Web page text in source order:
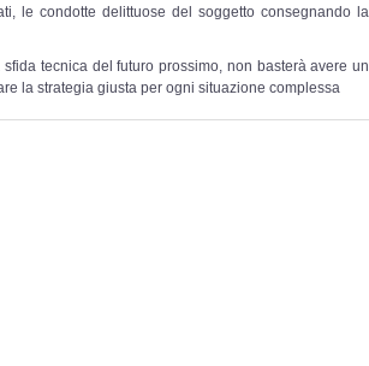
le condotte delittuose del soggetto consegnando la
tecnica del futuro prossimo, non basterà avere un
la strategia giusta per ogni situazione complessa